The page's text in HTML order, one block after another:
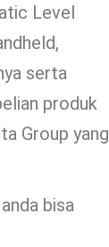
Level
serta
produk
Group yang
bisa